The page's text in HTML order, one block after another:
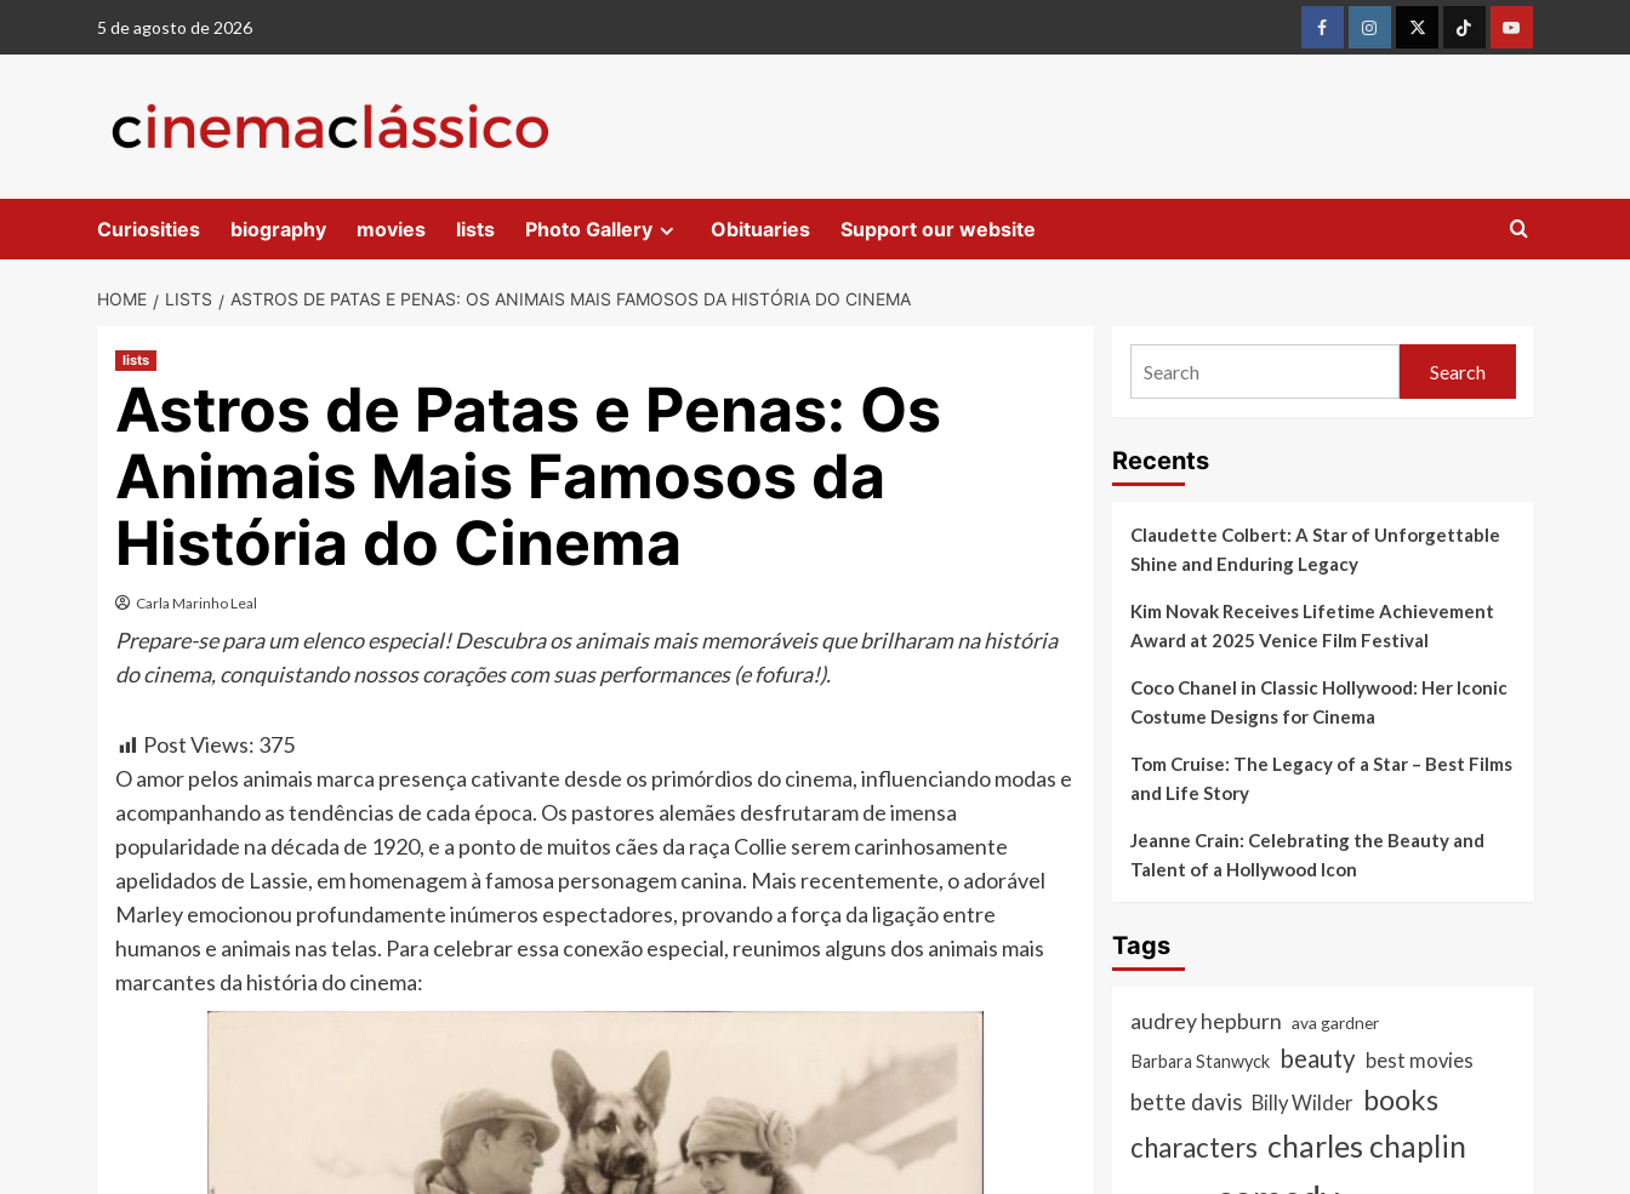
5 de agosto de 2026
Curiosities biography movies lists Photo Gallery Obituaries Support our website
HOME LISTS ASTROS DE PATAS E PENAS: OS ANIMAIS MAIS FAMOSOS DA HISTÓRIA DO CINEMA
lists
Astros de Patas e Penas: Os
Animais Mais Famosos da
História do Cinema
Carla Marinho Leal
Prepare-se para um elenco especial! Descubra os animais mais memoráveis que brilharam na história
do cinema, conquistando nossos corações com suas performances (e fofura!).
Post Views: 375
O amor pelos animais marca presença cativante desde os primórdios do cinema, influenciando modas e
acompanhando as tendências de cada época. Os pastores alemães desfrutaram de imensa
popularidade na década de 1920, e a ponto de muitos cães da raça Collie serem carinhosamente
apelidados de Lassie, em homenagem à famosa personagem canina. Mais recentemente, o adorável
Marley emocionou profundamente inúmeros espectadores, provando a força da ligação entre
humanos e animais nas telas. Para celebrar essa conexão especial, reunimos alguns dos animais mais
marcantes da história do cinema:
Search
Recents
Claudette Colbert: A Star of Unforgettable
Shine and Enduring Legacy
Kim Novak Receives Lifetime Achievement
Award at 2025 Venice Film Festival
Coco Chanel in Classic Hollywood: Her Iconic
Costume Designs for Cinema
Tom Cruise: The Legacy of a Star – Best Films
and Life Story
Jeanne Crain: Celebrating the Beauty and
Talent of a Hollywood Icon
Tags
audrey hepburn ava gardner
Barbara Stanwyck
beauty best movies
bette davis Billy Wilder books
characters charles chaplin